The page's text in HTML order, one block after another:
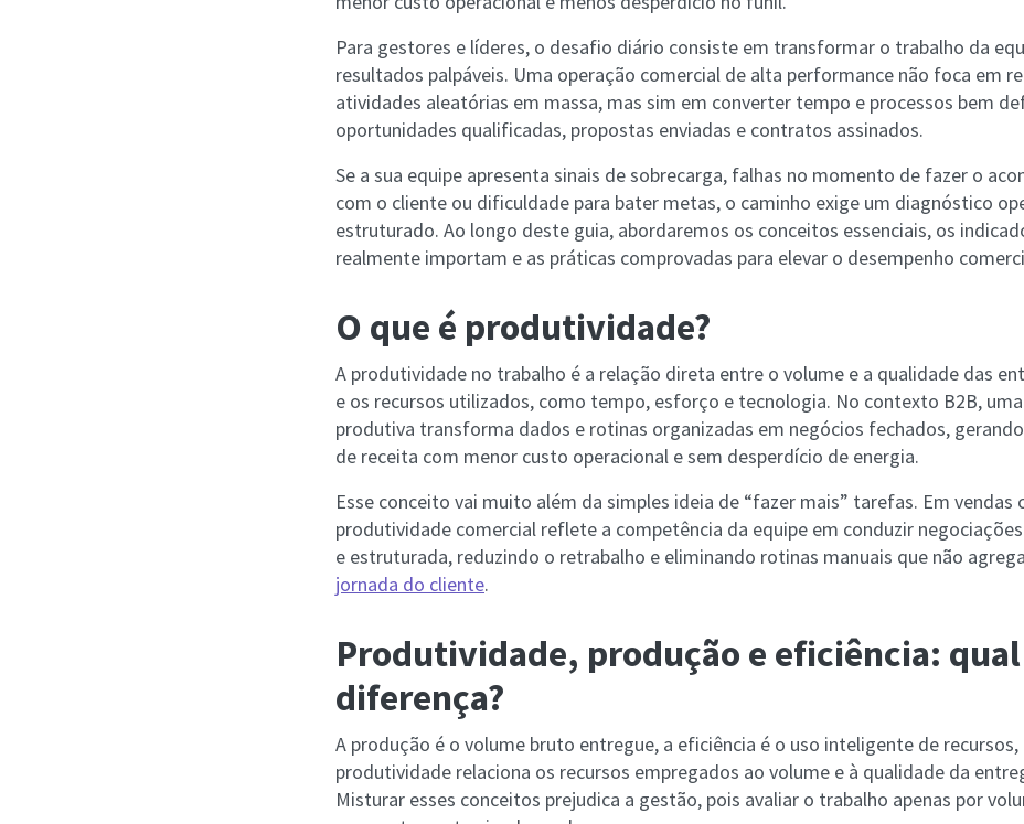
Para gestores e líderes, o desafio diário consiste em transformar o trabalho da
resultados palpáveis. Uma operação comercial de alta performance não foca em
atividades aleatórias em massa, mas sim em converter tempo e processos bem
oportunidades qualificadas, propostas enviadas e contratos assinados.
Se a sua equipe apresenta sinais de sobrecarga, falhas no momento de fazer o
com o cliente ou dificuldade para bater metas, o caminho exige um diagnóstico
estruturado. Ao longo deste guia, abordaremos os conceitos essenciais, os
realmente importam e as práticas comprovadas para elevar o desempenho
O que é produtividade?
A produtividade no trabalho é a relação direta entre o volume e a qualidade das
e os recursos utilizados, como tempo, esforço e tecnologia. No contexto B2B,
produtiva transforma dados e rotinas organizadas em negócios fechados,
de receita com menor custo operacional e sem desperdício de energia.
Esse conceito vai muito além da simples ideia de “fazer mais” tarefas. Em vendas
produtividade comercial reflete a competência da equipe em conduzir
e estruturada, reduzindo o retrabalho e eliminando rotinas manuais que não
jornada do cliente.
Produtividade, produção e eficiência: qual
diferença?
A produção é o volume bruto entregue, a eficiência é o uso inteligente de recursos,
produtividade relaciona os recursos empregados ao volume e à qualidade da
Misturar esses conceitos prejudica a gestão, pois avaliar o trabalho apenas por